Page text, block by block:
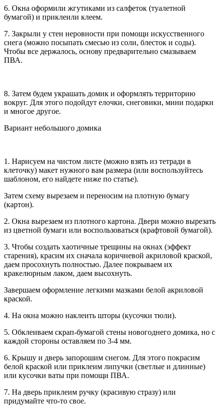
6. Окна оформили жгутиками из салфеток (туалетной
бумагой) и приклеили клеем.
7. Закрыли у стен неровности при помощи искусственного
снега (можно посыпать смесью из соли, блесток и соды).
Чтобы все держалось, основу предварительно смазываем
ПВА.
8. Затем будем украшать домик и оформлять территорию
вокруг. Для этого подойдут елочки, снеговики, мини подарки
и многое другое.
Вариант небольшого домика
1. Нарисуем на чистом листе (можно взять из тетради в
клеточку) макет нужного вам размера (или воспользуйтесь
шаблоном, его найдете ниже по статье).
Затем схему вырезаем и переносим на плотную бумагу
(картон).
2. Окна вырезаем из плотного картона. Двери можно вырезать
из цветной бумаги или воспользоваться (крафтовой бумагой).
3. Чтобы создать хаотичные трещины на окнах (эффект
старения), красим их сначала коричневой акриловой краской,
даем просохнуть полностью. Далее покрываем их
кракелюрным лаком, даем высохнуть.
Завершаем оформление легкими мазками белой акриловой
краской.
4. На окна можно наклеить шторы (кусочки тюли).
5. Обклеиваем скрап-бумагой стены новогоднего домика, но с
каждой стороны оставляем по 3-4 мм.
6. Крышу и дверь запорошим снегом. Для этого покрасим
белой краской или приклеим липучки (светлые и длинные)
или кусочки ваты при помощи ПВА.
7. На дверь приклеим ручку (красивую стразу) или
придумайте что-то свое.